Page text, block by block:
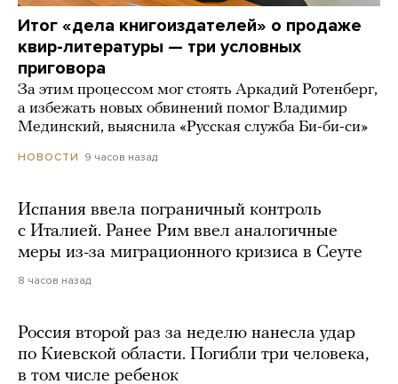
Итог «дела книгоиздателей» о продаже
квир-литературы — три условных
приговора
За этим процессом мог стоять Аркадий Ротенберг,
а избежать новых обвинений помог Владимир
Мединский, выяснила «Русская служба Би-би-си»
НОВОСТИ 9 часов назад
Испания ввела пограничный контроль
с Италией. Ранее Рим ввел аналогичные
меры из-за миграционного кризиса в Сеуте
8 часов назад
Россия второй раз за неделю нанесла удар
по Киевской области. Погибли три человека,
в том числе ребенок